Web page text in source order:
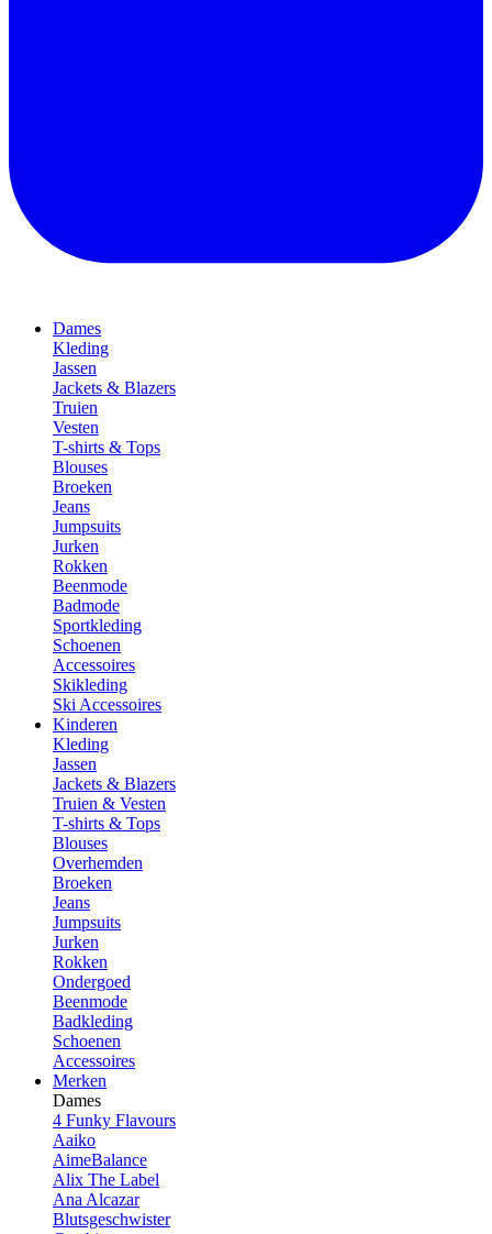
Dames
Kleding
Jassen
Jackets & Blazers
Truien
Vesten
T-shirts & Tops
Blouses
Broeken
Jeans
Jumpsuits
Jurken
Rokken
Beenmode
Badmode
Sportkleding
Schoenen
Accessoires
Skikleding
Ski Accessoires
Kinderen
Kleding
Jassen
Jackets & Blazers
Truien & Vesten
T-shirts & Tops
Blouses
Overhemden
Broeken
Jeans
Jumpsuits
Jurken
Rokken
Ondergoed
Beenmode
Badkleding
Schoenen
Accessoires
Merken
Dames
4 Funky Flavours
Aaiko
AimeBalance
Alix The Label
Ana Alcazar
Blutsgeschwister